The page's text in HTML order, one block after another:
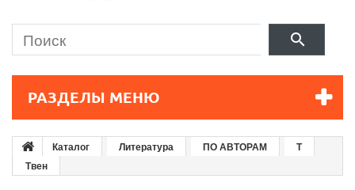
РАЗДЕЛЫ МЕНЮ
Каталог Литература ПО АВТОРАМ
Т
Твен